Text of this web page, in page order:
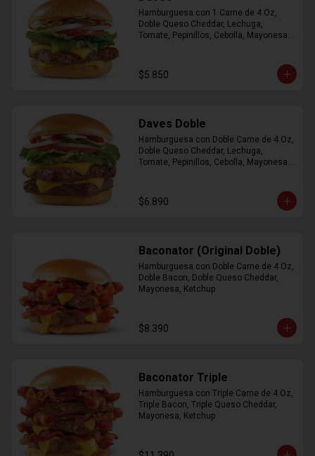
Hamburguesa con 1 Carne de 4 Oz,
Doble Queso Cheddar, Lechuga,
Tomate, Pepinillos, Cebolla, Mayonesa,
$5.850
Daves Doble
Hamburguesa con Doble Carne de 4 Oz,
Doble Queso Cheddar, Lechuga,
Tomate, Pepinillos, Cebolla, Mayonesa,
$6.890
Baconator (Original Doble)
Hamburguesa con Doble Carne de 4 Oz,
Doble Bacon, Doble Queso Cheddar,
Mayonesa, Ketchup
$8.390
Baconator Triple
Hamburguesa con Triple Carne de 4 Oz,
Triple Bacon, Triple Queso Cheddar,
Mayonesa, Ketchup